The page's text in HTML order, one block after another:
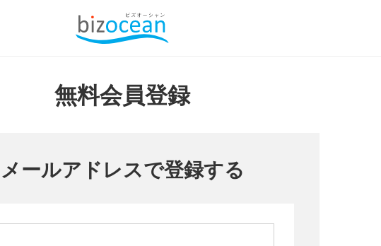
無料会員登録
メールアドレスで登録する